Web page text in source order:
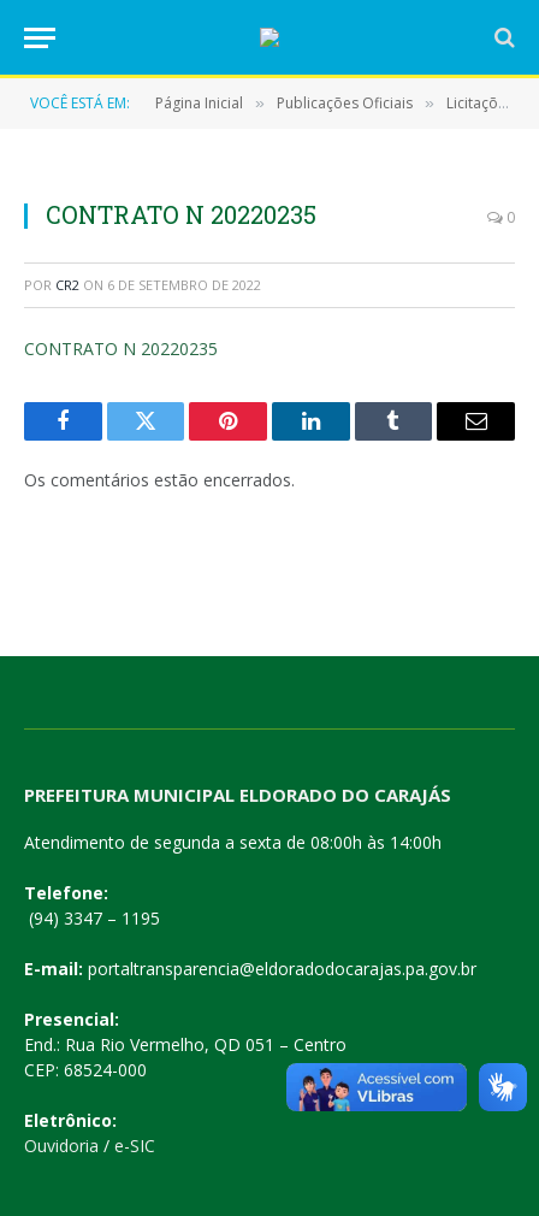
VOCÊ ESTÁ EM: Página Inicial » Publicações Oficiais » Licitações
CONTRATO N 20220235 0
POR CR2 ON 6 DE SETEMBRO DE 2022
CONTRATO N 20220235
FacebookTwitter Pinterest LinkedInTumblr
E-
Os comentários estão encerrados.
PREFEITURA MUNICIPAL ELDORADO DO CARAJÁS
Atendimento de segunda a sexta de 08:00h às 14:00h
Telefone:
(94) 3347 – 1195
E-mail: portaltransparencia@eldoradodocarajas.pa.gov.br
Presencial:
End.: Rua Rio Vermelho, QD 051 – Centro
CEP: 68524-000
Eletrônico:
Ouvidoria / e-SIC